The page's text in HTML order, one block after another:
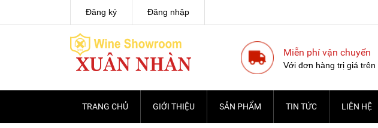
Đăng ký Đăng nhập
Miễn phí vận chuyển
Với đơn hàng trị giá trên
TRANG CHỦ GIỚI THIỆU SẢN PHẨM TIN TỨC LIÊN HỆ